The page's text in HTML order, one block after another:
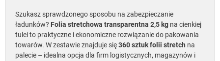
Szukasz sprawdzonego sposobu na zabezpieczanie
ładunków? Folia stretchowa transparentna 2,5 kg na cienkiej
tulei to praktyczne i ekonomiczne rozwiązanie do pakowania
towarów. W zestawie znajduje się360 sztuk folii stretch na
palecie – idealna opcja dla firm logistycznych, magazynów i